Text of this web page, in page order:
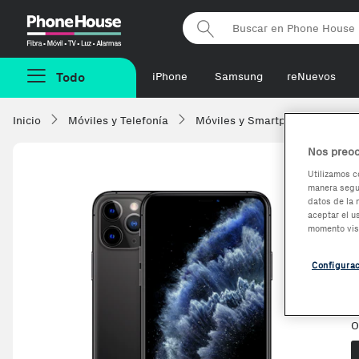
Phonehouse
Todo iPhone Samsung reNuevos
Inicio Móviles y Telefonía Móviles y Smartphones
Nos
Utilizamos
manera
datos de la
aceptar el
momento